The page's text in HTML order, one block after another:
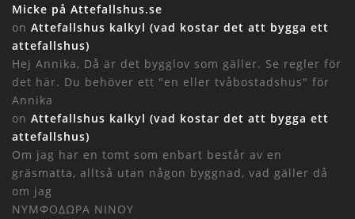
Micke på Attefallshus.se
on Attefallshus kalkyl (vad kostar det att bygga ett
attefallshus)
Hej Annika, Då är det bygglov som gäller. Se regler för
det här. Du behöver ett "en eller tvåbostadshus" för
Annika
on Attefallshus kalkyl (vad kostar det att bygga ett
attefallshus)
Om jag har en tomt som enbart består av en
gräsmatta, alltså utan någon byggnad, vad gäller då
om jag
ΝΥΜΦΟΔΩΡΑ ΝΙΝΟΥ